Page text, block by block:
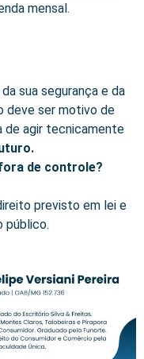
mensal.
sua segurança e da
deve ser motivo de
de agir tecnicamente
de controle?
previsto em lei e
público.